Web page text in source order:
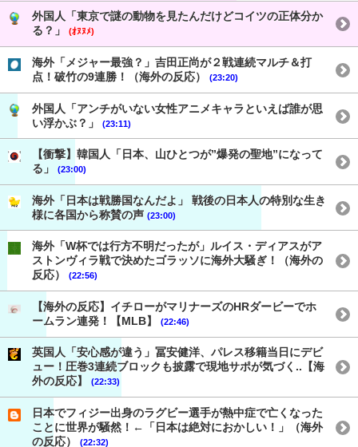
外国人「東京で謎の動物を見たんだけどコイツの正体分か
る？」
(ｵﾇﾇﾒ)
海外「メジャー最強？」吉田正尚が２戦連続マルチ＆打
点！破竹の9連勝！（海外の反応）
(23:20)
外国人「アンチがいない女性アニメキャラといえば誰が思
い浮かぶ？」
(23:11)
【衝撃】韓国人「日本、山ひとつが”爆発の聖地”になって
る」
(23:00)
海外「日本は戦勝国なんだよ」 戦後の日本人の特別な生き
様に各国から称賛の声 (23:00)
海外「W杯では行方不明だったが」ルイス・ディアスがア
ストンヴィラ戦で決めたゴラッソに海外大騒ぎ！（海外の
反応）
(22:56)
【海外の反応】イチローがマリナーズのHRダービーでホ
ームラン連発！【MLB】
(22:46)
英国人「安心感が違う」冨安健洋、パレス移籍当日にデビ
ュー！圧巻3連続ブロックも披露で現地サポが気づく..【海
外の反応】
(22:33)
日本でフィジー出身のラグビー選手が熱中症で亡くなった
ことに世界が騒然！←「日本は絶対におかしい！」（海外
の反応）
(22:32)